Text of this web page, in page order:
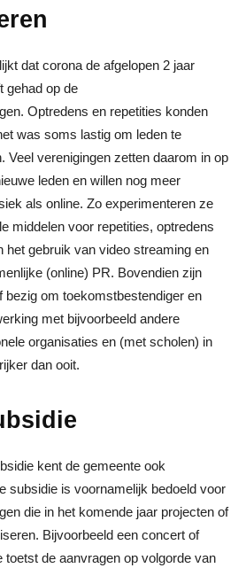
dat corona de afgelopen 2 jaar
gehad op de
Optredens en repetities konden
was soms lastig om leden te
Veel verenigingen zetten daarom in op
leden en willen nog meer
als online. Zo experimenteren ze
middelen voor repetities, optredens
het gebruik van video streaming en
(online) PR. Bovendien zijn
bezig om toekomstbestendiger en
met bijvoorbeeld andere
organisaties en (met scholen) in
dan ooit.
kent de gemeente ook
subsidie is voornamelijk bedoeld voor
die in het komende jaar projecten of
Bijvoorbeeld een concert of
toetst de aanvragen op volgorde van